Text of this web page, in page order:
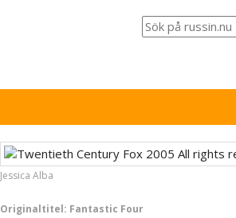
Jessica Alba
Originaltitel: Fantastic Four